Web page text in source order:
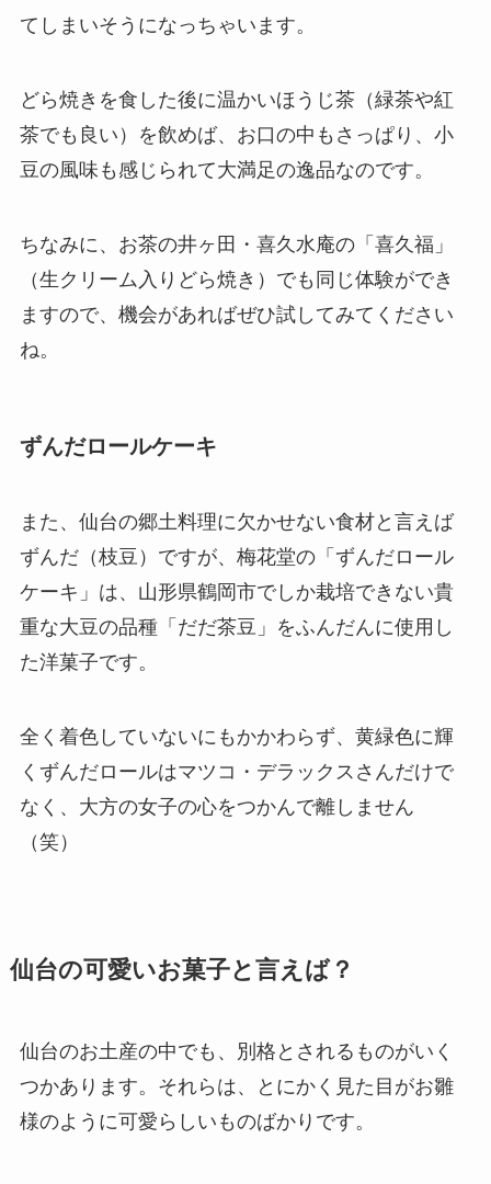
てしまいそうになっちゃいます。
どら焼きを食した後に温かいほうじ茶（緑茶や紅
茶でも良い）を飲めば、お口の中もさっぱり、小
豆の風味も感じられて大満足の逸品なのです。
ちなみに、お茶の井ヶ田・喜久水庵の「喜久福」
（生クリーム入りどら焼き）でも同じ体験ができ
ますので、機会があればぜひ試してみてください
ね。
ずんだロールケーキ
また、仙台の郷土料理に欠かせない食材と言えば
ずんだ（枝豆）ですが、梅花堂の「ずんだロール
ケーキ」は、山形県鶴岡市でしか栽培できない貴
重な大豆の品種「だだ茶豆」をふんだんに使用し
た洋菓子です。
全く着色していないにもかかわらず、黄緑色に輝
くずんだロールはマツコ・デラックスさんだけで
なく、大方の女子の心をつかんで離しません
（笑）
仙台の可愛いお菓子と言えば？
仙台のお土産の中でも、別格とされるものがいく
つかあります。それらは、とにかく見た目がお雛
様のように可愛らしいものばかりです。